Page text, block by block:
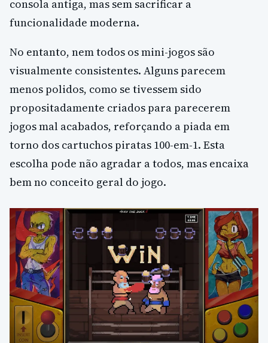
consola antiga, mas sem sacrificar a
funcionalidade moderna.
No entanto, nem todos os mini-jogos são
visualmente consistentes. Alguns parecem
menos polidos, como se tivessem sido
propositadamente criados para parecerem
jogos mal acabados, reforçando a piada em
torno dos cartuchos piratas 100-em-1. Esta
escolha pode não agradar a todos, mas encaixa
bem no conceito geral do jogo.